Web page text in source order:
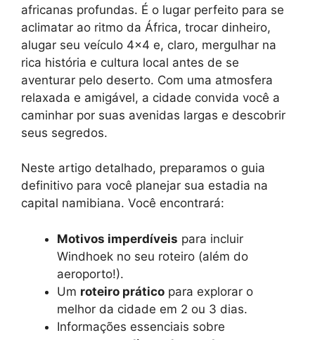
africanas profundas. É o lugar perfeito para se
aclimatar ao ritmo da África, trocar dinheiro,
alugar seu veículo 4×4 e, claro, mergulhar na
rica história e cultura local antes de se
aventurar pelo deserto. Com uma atmosfera
relaxada e amigável, a cidade convida você a
caminhar por suas avenidas largas e descobrir
seus segredos.
Neste artigo detalhado, preparamos o guia
definitivo para você planejar sua estadia na
capital namibiana. Você encontrará:
Motivos imperdíveis para incluir
Windhoek no seu roteiro (além do
aeroporto!).
Um roteiro prático para explorar o
melhor da cidade em 2 ou 3 dias.
Informações essenciais sobre